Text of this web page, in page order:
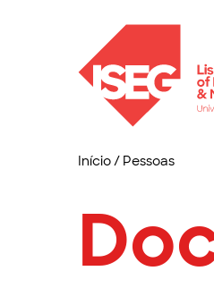
Início/ Pessoas